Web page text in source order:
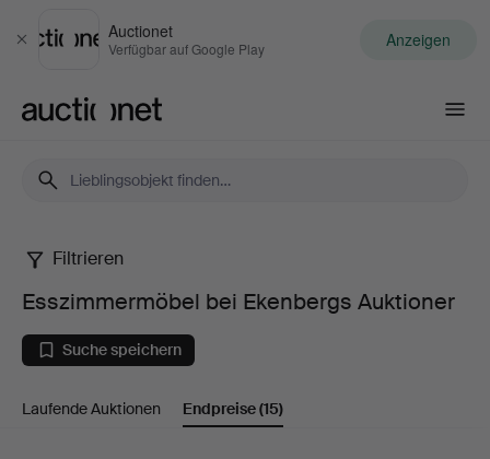
Schließen
Auctionet
Verfügbar auf Google Play Anzeigen
Esszimmermöbel
bei
Ekenbergs
Auktioner
Filtrieren
Esszimmermöbel bei Ekenbergs Auktioner
Suche speichern
Laufende Auktionen Endpreise(15)